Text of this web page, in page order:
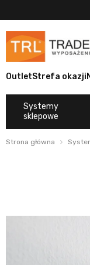
OutletStrefa okazji
Systemy
sklepowe
Strona główna